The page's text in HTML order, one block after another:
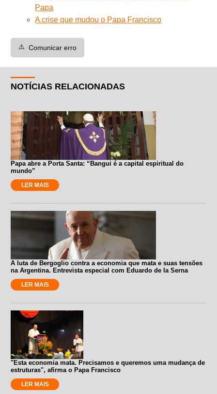
Papa
A crise que mudou o Papa Francisco
⚠️ Comunicar erro
NOTÍCIAS RELACIONADAS
Papa abre a Porta Santa: “Bangui é a capital espiritual do
mundo”
LER MAIS
A luta de Bergoglio contra a economia que mata e suas tensões
na Argentina. Entrevista especial com Eduardo de la Serna
LER MAIS
"Esta economia mata. Precisamos e queremos uma mudança de
estruturas", afirma o Papa Francisco
LER MAIS